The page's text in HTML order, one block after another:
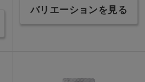
バリエーションを見る